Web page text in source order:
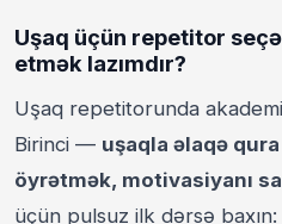
Uşaq üçün repetitor
etmək lazımdır?
Uşaq repetitorunda
Birinci — uşaqla əlaqə
öyrətmək, motivasiyanı
üçün pulsuz ilk dərsə